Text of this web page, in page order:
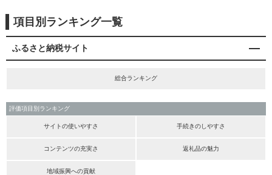
項目別ランキング一覧
ふるさと納税サイト
総合ランキング
評価項目別ランキング
サイトの使いやすさ 手続きのしやすさ
コンテンツの充実さ 返礼品の魅力
地域振興への貢献